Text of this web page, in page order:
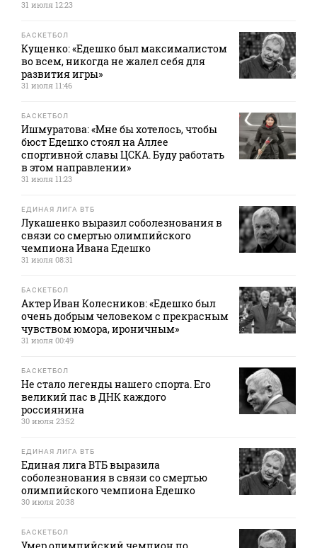
31 июля 12:23
БАСКЕТБОЛ
Кущенко: «Едешко был максималистом
во всем, никогда не жалел себя для
развития игры»
31 июля 11:46
БАСКЕТБОЛ
Ишмуратова: «Мне бы хотелось, чтобы
бюст Едешко стоял на Аллее
спортивной славы ЦСКА. Буду работать
в этом направлении»
31 июля 11:23
ЕДИНАЯ ЛИГА ВТБ
Лукашенко выразил соболезнования в
связи со смертью олимпийского
чемпиона Ивана Едешко
31 июля 08:31
БАСКЕТБОЛ
Актер Иван Колесников: «Едешко был
очень добрым человеком с прекрасным
чувством юмора, ироничным»
31 июля 00:49
БАСКЕТБОЛ
Не стало легенды нашего спорта. Его
великий пас в ДНК каждого
россиянина
30 июля 23:52
ЕДИНАЯ ЛИГА ВТБ
Единая лига ВТБ выразила
соболезнования в связи со смертью
олимпийского чемпиона Едешко
30 июля 20:38
БАСКЕТБОЛ